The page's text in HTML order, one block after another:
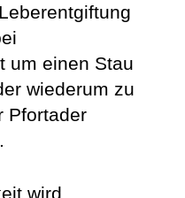
um einen Stau
wiederum zu
Pfortader
wird